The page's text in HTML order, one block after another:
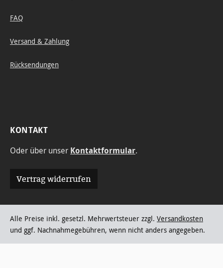
FAQ
Versand & Zahlung
Rücksendungen
KONTAKT
Oder über unser Kontaktformular.
Vertrag widerrufen
Alle Preise inkl. gesetzl. Mehrwertsteuer zzgl. Versandkosten
und ggf. Nachnahmegebühren, wenn nicht anders angegeben.